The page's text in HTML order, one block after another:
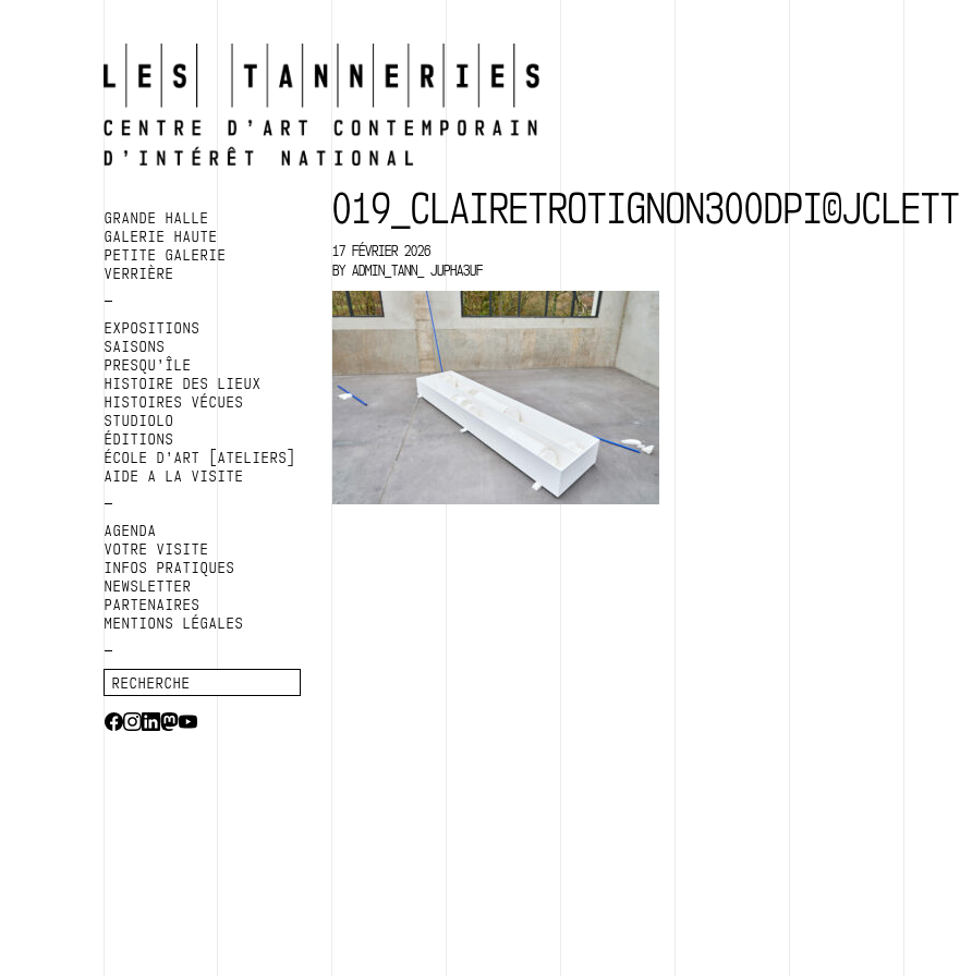
GRANDE HALLE
GALERIE HAUTE
PETITE GALERIE
VERRIÈRE
EXPOSITIONS
SAISONS
PRESQU’ÎLE
HISTOIRE DES LIEUX
HISTOIRES VÉCUES
STUDIOLO
ÉDITIONS
ÉCOLE D’ART [ATELIERS]
AIDE A LA VISITE
AGENDA
VOTRE VISITE
INFOS PRATIQUES
NEWSLETTER
PARTENAIRES
MENTIONS LÉGALES
019_CLAIRETROTIGNON300DPI©JCLETT
17 FÉVRIER 2026
BY ADMIN_TANN_ JUPHA3UF